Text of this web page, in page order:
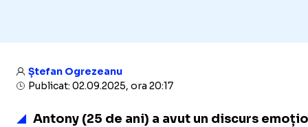
Ștefan Ogrezeanu
Publicat: 02.09.2025, ora 20:17
Antony (25 de ani) a avut un discurs